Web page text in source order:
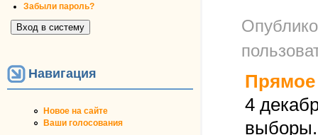
Забыли пароль?
Навигация
Новое на сайте
Ваши голосования
Прямое
4
выборы.